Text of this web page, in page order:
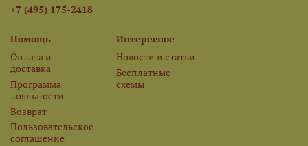
+7 (495) 175-2418
Помощь
Оплата и
доставка
Программа
лояльности
Возврат
Пользовательское
соглашение
Интересное
Новости и статьи
Бесплатные
схемы